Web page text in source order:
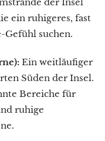
ein ruhigeres, fast
Gefühl suchen.
Ein weitläufiger
Süden der Insel.
Bereiche für
ruhige